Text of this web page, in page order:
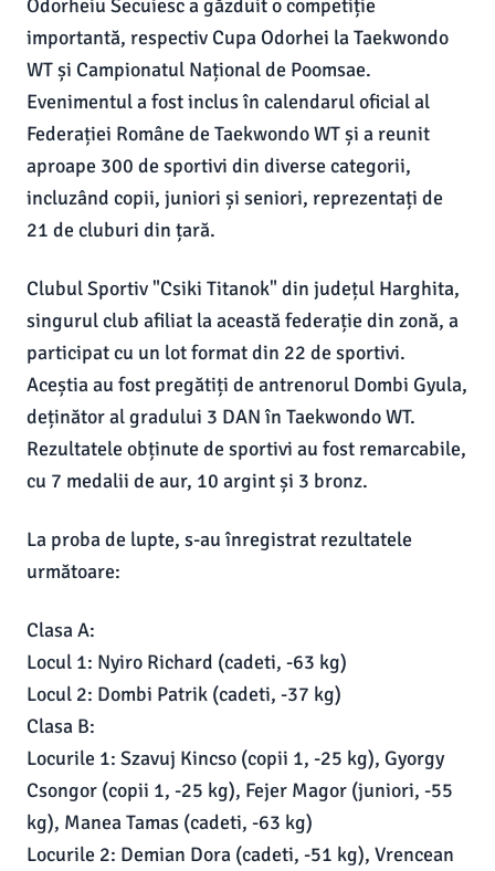
Odorheiu Secuiesc a găzduit o competiție
importantă, respectiv Cupa Odorhei la Taekwondo
WT și Campionatul Național de Poomsae.
Evenimentul a fost inclus în calendarul oficial al
Federației Române de Taekwondo WT și a reunit
aproape 300 de sportivi din diverse categorii,
incluzând copii, juniori și seniori, reprezentați de
21 de cluburi din țară.
Clubul Sportiv "Csiki Titanok" din județul Harghita,
singurul club afiliat la această federație din zonă, a
participat cu un lot format din 22 de sportivi.
Aceștia au fost pregătiți de antrenorul Dombi Gyula,
deținător al gradului 3 DAN în Taekwondo WT.
Rezultatele obținute de sportivi au fost remarcabile,
cu 7 medalii de aur, 10 argint și 3 bronz.
La proba de lupte, s-au înregistrat rezultatele
următoare:
Clasa A:
Locul 1: Nyiro Richard (cadeti, -63 kg)
Locul 2: Dombi Patrik (cadeti, -37 kg)
Clasa B:
Locurile 1: Szavuj Kincso (copii 1, -25 kg), Gyorgy
Csongor (copii 1, -25 kg), Fejer Magor (juniori, -55
kg), Manea Tamas (cadeti, -63 kg)
Locurile 2: Demian Dora (cadeti, -51 kg), Vrencean